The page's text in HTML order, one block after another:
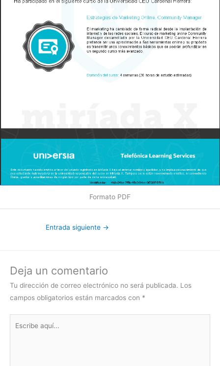
Formato PDF
Entrada siguiente →
Deja un comentario
Tu dirección de correo electrónico no será publicada. Los
campos obligatorios están marcados con *